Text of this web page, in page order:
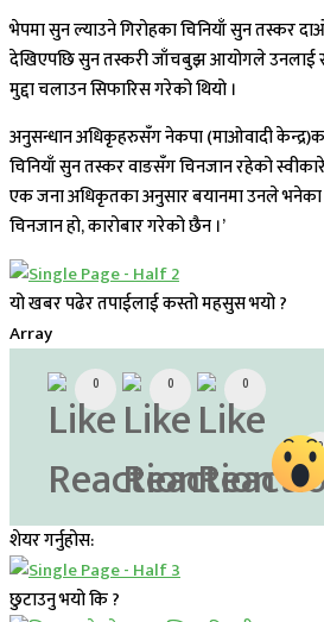
भेपमा सुन ल्याउने गिरोहका चिनियाँ सुन तस्कर
देखिएपछि सुन तस्करी जाँचबुझ आयोगले उनलाई
मुद्दा चलाउन सिफारिस गरेको थियो ।
अनुसन्धान अधिकृहरुसँग नेकपा (माओवादी
चिनियाँ सुन तस्कर वाङसँग चिनजान रहेको
एक जना अधिकृतका अनुसार बयानमा उनले
चिनजान हो, कारोबार गरेको छैन ।’
यो खबर पढेर तपाईलाई कस्तो महसुस भयो ?
Array
0 0 0
0
शेयर गर्नुहोस:
छुटाउनु भयो कि ?